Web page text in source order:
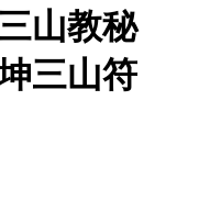
山教秘
三山符